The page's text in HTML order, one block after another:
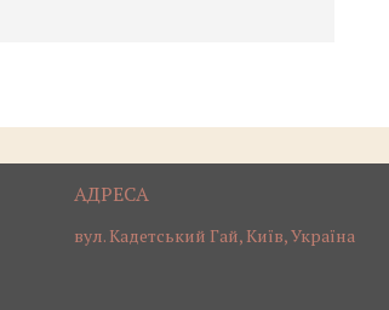
вул. Кадетський Гай, Київ, Україна